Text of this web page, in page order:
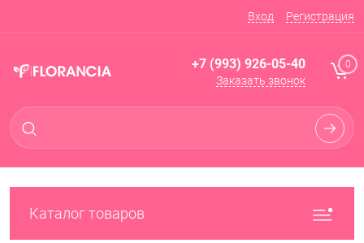
Вход Регистрация
+7 (993) 926-05-40
Заказать звонок
0
Каталог товаров